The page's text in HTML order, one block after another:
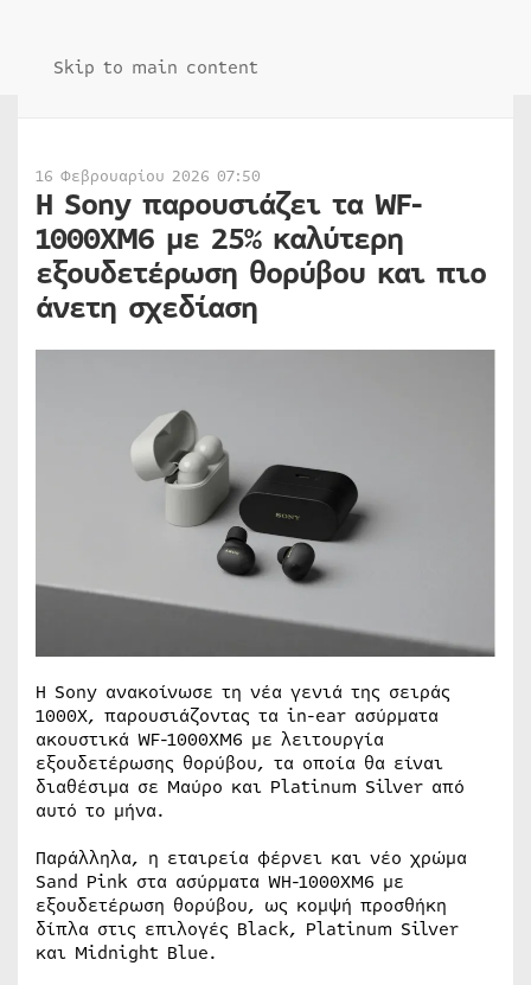
Skip to main content
16 Φεβρουαρίου 2026 07:50
Η Sony παρουσιάζει τα WF-
1000XM6 με 25% καλύτερη
εξουδετέρωση θορύβου και πιο
άνετη σχεδίαση
Η Sony ανακοίνωσε τη νέα γενιά της σειράς
1000X, παρουσιάζοντας τα in-ear ασύρματα
ακουστικά WF-1000XM6 με λειτουργία
εξουδετέρωσης θορύβου, τα οποία θα είναι
διαθέσιμα σε Μαύρο και Platinum Silver από
αυτό το μήνα.
Παράλληλα, η εταιρεία φέρνει και νέο χρώμα
Sand Pink στα ασύρματα WH-1000XM6 με
εξουδετέρωση θορύβου, ως κομψή προσθήκη
δίπλα στις επιλογές Black, Platinum Silver
και Midnight Blue.